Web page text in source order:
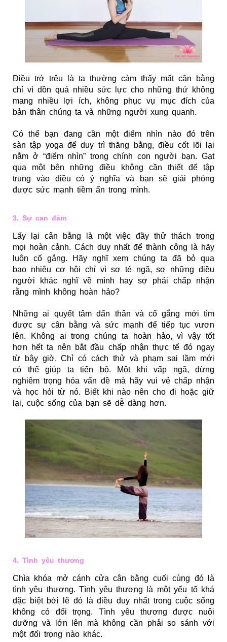
Điều trớ trêu là ta thường cảm thấy mất cân bằng
chỉ vì dồn quá nhiều sức lực cho những thứ không
mang nhiều lợi ích, không phục vụ mục đích của
bản thân chúng ta và những người xung quanh.
Có thể bạn đang cần một điểm nhìn nào đó trên
sàn tập yoga để duy trì thăng bằng, điều cốt lõi lại
nằm ở “điểm nhìn” trong chính con người bạn. Gạt
qua một bên những điều không cần thiết để tập
trung vào điều có ý nghĩa và bạn sẽ giải phóng
được sức mạnh tiềm ẩn trong mình.
3. Sự can đảm
Lấy lại cân bằng là một việc đầy thử thách trong
mọi hoàn cảnh. Cách duy nhất để thành công là hãy
luôn cố gắng. Hãy nghĩ xem chúng ta đã bỏ qua
bao nhiêu cơ hội chỉ vì sợ té ngã, sợ những điều
người khác nghĩ về mình hay sợ phải chấp nhận
rằng mình không hoàn hảo?
Những ai quyết tâm dấn thân và cố gắng mới tìm
được sự cân bằng và sức mạnh để tiếp tục vươn
lên. Không ai trong chúng ta hoàn hảo, vì vậy tốt
hơn hết ta nên bắt đầu chấp nhận thực tế đó ngay
từ bây giờ. Chỉ có cách thử và phạm sai lầm mới
có thể giúp ta tiến bộ. Một khi vấp ngã, đừng
nghiêm trọng hóa vấn đề mà hãy vui vẻ chấp nhận
và học hỏi từ nó. Biết khi nào nên cho đi hoặc giữ
lại, cuộc sống của bạn sẽ dễ dàng hơn.
4. Tình yêu thương
Chìa khóa mở cánh cửa cân bằng cuối cùng đó là
tình yêu thương. Tình yêu thương là một yếu tố khá
đặc biệt bởi lẽ đó là điều duy nhất trong cuộc sống
không có đối trọng. Tình yêu thương được nuôi
dưỡng và lớn lên mà không cần phải so sánh với
một đối trọng nào khác.